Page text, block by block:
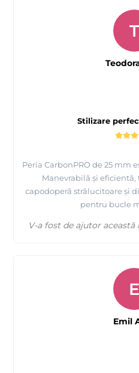
Stilizare
Peria CarbonPRO de 25 mm
Manevrabilă și
capodoperă strălucitoare și
pentru bucle
T
V-a fost de ajutor această
E
Emil